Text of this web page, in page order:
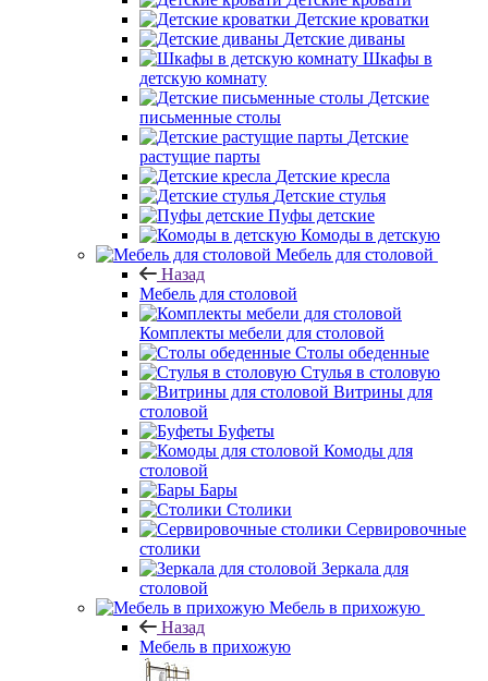
Детские кроватки
Детские диваны
Шкафы в
детскую комнату
Детские
письменные столы
Детские
растущие парты
Детские кресла
Детские стулья
Пуфы детские
Комоды в детскую
Мебель для столовой
Назад
Мебель для столовой
Комплекты мебели для столовой
Столы обеденные
Стулья в столовую
Витрины для
столовой
Буфеты
Комоды для
столовой
Бары
Столики
Сервировочные
столики
Зеркала для
столовой
Мебель в прихожую
Назад
Мебель в прихожую